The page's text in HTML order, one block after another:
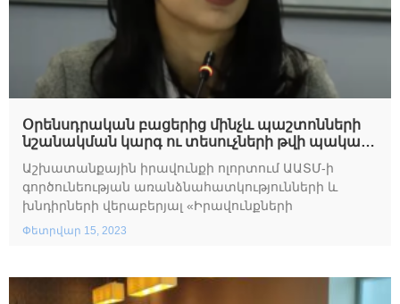
Օրենսդրական բացերից մինչև պաշտոնների
նշանակման կարգ ու տեսուչների թվի պակաս․
իրավաբանը
Փետրվար 15, 2023
Աշխատանքային իրավունքի ոլորտում ԱԱՏՄ-ի
գործունեության առանձնահատկությունների և
խնդիրների վերաբերյալ «Իրավունքների